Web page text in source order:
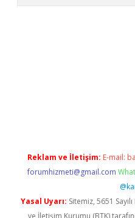
Reklam ve İletişim: E-mail:
forumhizmeti@gmail.com
Yasal Uyarı: Sitemiz, 5651
ve İletişim Kurumu (BTK)